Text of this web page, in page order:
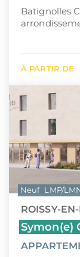
Batignolles
À PARTIR DE
ROISSY-
Symon(e)
Neuf LMP/